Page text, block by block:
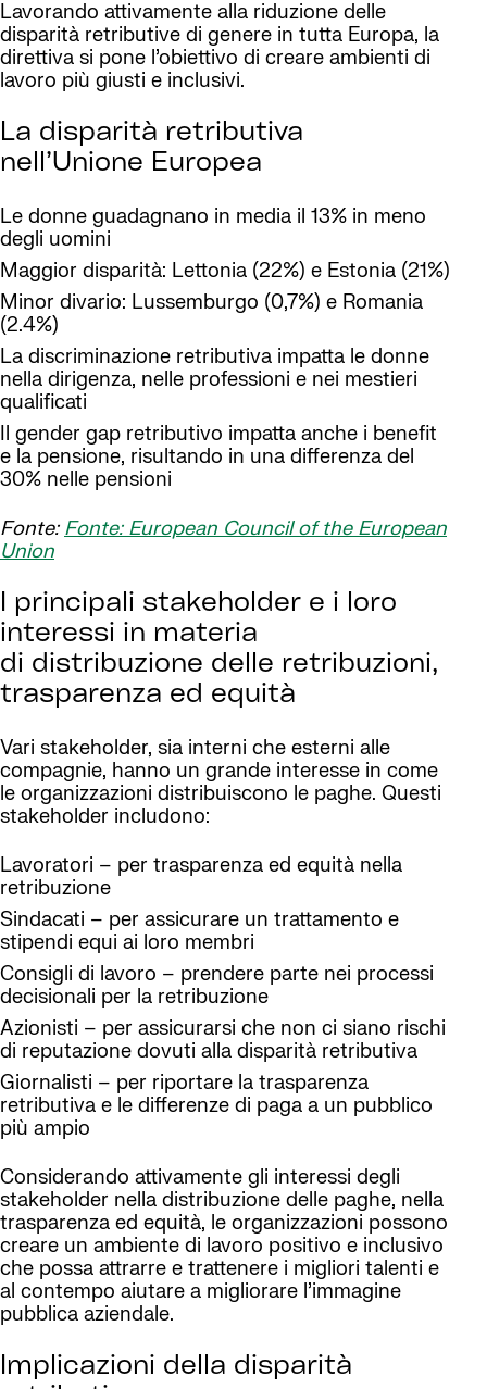
Lavorando attivamente alla riduzione delle
disparità retributive di genere in tutta Europa, la
direttiva si pone l’obiettivo di creare ambienti di
lavoro più giusti e inclusivi.
La disparità retributiva
nell’Unione Europea
Le donne guadagnano in media il 13% in meno
degli uomini
Maggior disparità: Lettonia (22%) e Estonia (21%)
Minor divario: Lussemburgo (0,7%) e Romania
(2.4%)
La discriminazione retributiva impatta le donne
nella dirigenza, nelle professioni e nei mestieri
qualificati
Il gender gap retributivo impatta anche i benefit
e la pensione, risultando in una differenza del
30% nelle pensioni
Fonte: Fonte: European Council of the European
Union
I principali stakeholder e i loro
interessi in materia
di distribuzione delle retribuzioni,
trasparenza ed equità
Vari stakeholder, sia interni che esterni alle
compagnie, hanno un grande interesse in come
le organizzazioni distribuiscono le paghe. Questi
stakeholder includono:
Lavoratori – per trasparenza ed equità nella
retribuzione
Sindacati – per assicurare un trattamento e
stipendi equi ai loro membri
Consigli di lavoro – prendere parte nei processi
decisionali per la retribuzione
Azionisti – per assicurarsi che non ci siano rischi
di reputazione dovuti alla disparità retributiva
Giornalisti – per riportare la trasparenza
retributiva e le differenze di paga a un pubblico
più ampio
Considerando attivamente gli interessi degli
stakeholder nella distribuzione delle paghe, nella
trasparenza ed equità, le organizzazioni possono
creare un ambiente di lavoro positivo e inclusivo
che possa attrarre e trattenere i migliori talenti e
al contempo aiutare a migliorare l’immagine
pubblica aziendale.
Implicazioni della disparità